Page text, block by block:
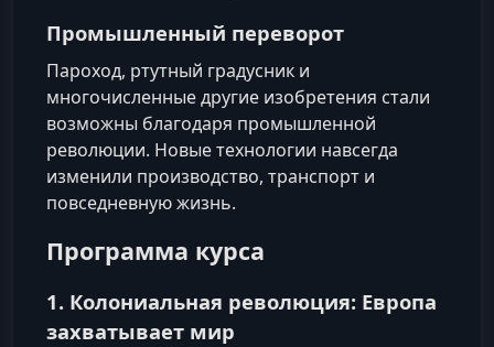
Промышленный переворот
Пароход, ртутный градусник и
многочисленные другие изобретения стали
возможны благодаря промышленной
революции. Новые технологии навсегда
изменили производство, транспорт и
повседневную жизнь.
Программа курса
1. Колониальная революция: Европа
захватывает мир